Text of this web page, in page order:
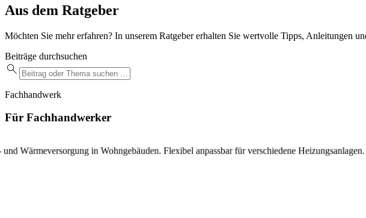
Aus dem Ratgeber
Möchten Sie mehr erfahren? In unserem Ratgeber erhalten Sie wertvolle Tipps, Anleitungen
Beiträge durchsuchen
Fachhandwerk
Für Fachhandwerker
Wärmeversorgung in Wohngebäuden. Flexibel anpassbar für verschiedene Heizungsanlagen.